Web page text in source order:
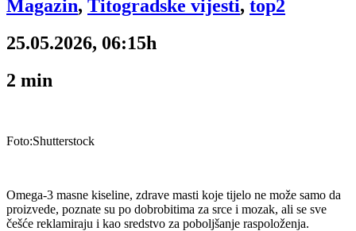
Magazin, Titogradske vijesti, top2
25.05.2026, 06:15h
2 min
Foto:Shutterstock
Omega-3 masne kiseline, zdrave masti koje tijelo ne može samo da
proizvede, poznate su po dobrobitima za srce i mozak, ali se sve
češće reklamiraju i kao sredstvo za poboljšanje raspoloženja.